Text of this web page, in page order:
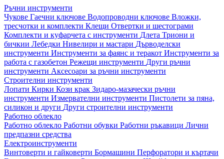
Ръчни инструменти
Чукове Гаечни ключове Водопроводни ключове Вложки,
тресчотки и комплекти Клещи Отвертки и шестограми
Комплекти и куфарчета с инструменти Длета Триони и
бичкии Лебедки Нивелири и мастари Дърводелски
инструменти Инструменти за фаянс и теракот Инструменти за
работа с газобетон Режещи инструменти Други ръчни
инструменти Аксесоари за ръчни инструменти
Строителни инструменти
Лопати Кирки Кози крак Зидаро-мазачески ръчни
инструменти Измервателни инструменти Пистолети за пяна,
силикон и други Други строителни инструменти
Работно облекло
Работно облекло Работни обувки Работни ръкавици Лични
предпазни средства
Електроинструменти
Винтоверти и гайковерти Бормашини Перфоратори и къртачи